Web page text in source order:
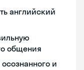
английский
общения
и